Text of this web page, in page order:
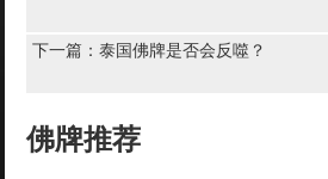
下一篇：泰国佛牌是否会反噬？
佛牌推荐